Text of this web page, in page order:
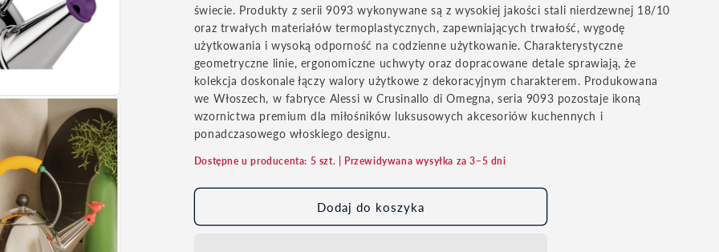
świecie. Produkty z serii 9093 wykonywane są z wysokiej jakości stali nierdzewnej 18/10
oraz trwałych materiałów termoplastycznych, zapewniających trwałość, wygodę
użytkowania i wysoką odporność na codzienne użytkowanie. Charakterystyczne
geometryczne linie, ergonomiczne uchwyty oraz dopracowane detale sprawiają, że
kolekcja doskonale łączy walory użytkowe z dekoracyjnym charakterem. Produkowana
we Włoszech, w fabryce Alessi w Crusinallo di Omegna, seria 9093 pozostaje ikoną
wzornictwa premium dla miłośników luksusowych akcesoriów kuchennych i
ponadczasowego włoskiego designu.
Dostępne u producenta: 5 szt. | Przewidywana wysyłka za 3–5 dni
Dodaj do koszyka